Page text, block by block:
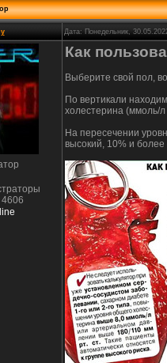
Дата: Понедельник,
4606
Как
Выберите свой пол,
По вертикали
холестерина (ммоль/л
На пересечении
высокий, 10% и